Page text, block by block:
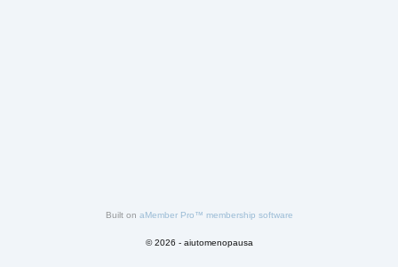
Built on aMember Pro™ membership software
© 2026 - aiutomenopausa